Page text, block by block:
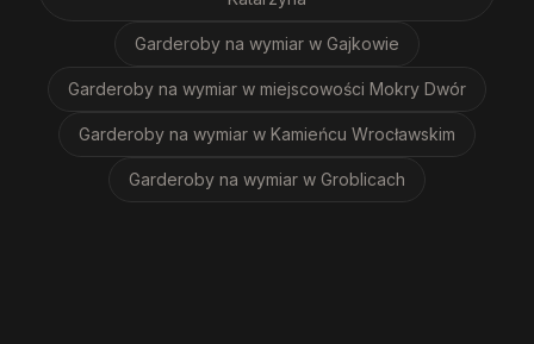
Garderoby na wymiar w Gajkowie
Garderoby na wymiar w miejscowości Mokry Dwór
Garderoby na wymiar w Kamieńcu Wrocławskim
Garderoby na wymiar w Groblicach